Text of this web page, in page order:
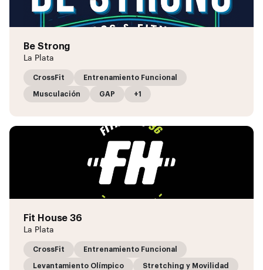
Be Strong
La Plata
CrossFit Entrenamiento Funcional
Musculación GAP +1
Fit House 36
La Plata
CrossFit Entrenamiento Funcional
Levantamiento Olímpico Stretching y Movilidad